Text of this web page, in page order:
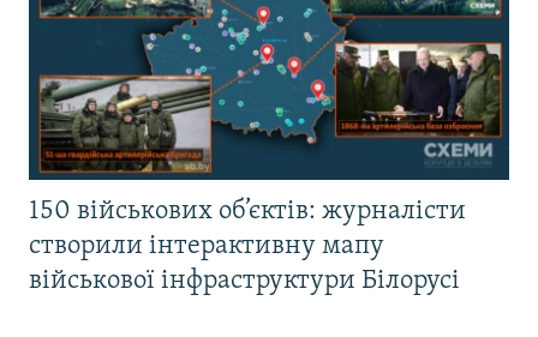
150 військових об’єктів: журналісти
створили інтерактивну мапу
військової інфраструктури Білорусі